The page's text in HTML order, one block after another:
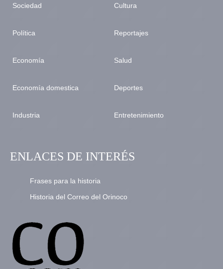
Sociedad
Política
Economía
Economía domestica
Industria
Cultura
Reportajes
Salud
Deportes
Entretenimiento
ENLACES DE INTERÉS
Frases para la historia
Historia del Correo del Orinoco